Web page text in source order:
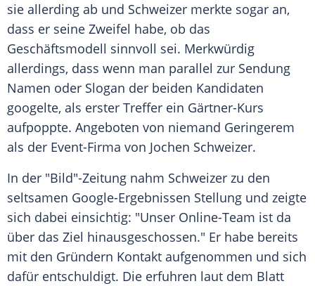
sie allerding ab und Schweizer merkte sogar an,
dass er seine Zweifel habe, ob das
Geschäftsmodell sinnvoll sei. Merkwürdig
allerdings, dass wenn man parallel zur Sendung
Namen oder Slogan der beiden Kandidaten
googelte, als erster Treffer ein Gärtner-Kurs
aufpoppte. Angeboten von niemand Geringerem
als der Event-Firma von Jochen Schweizer.
In der "Bild"-Zeitung nahm Schweizer zu den
seltsamen Google-Ergebnissen Stellung und zeigte
sich dabei einsichtig: "Unser Online-Team ist da
über das Ziel hinausgeschossen." Er habe bereits
mit den Gründern Kontakt aufgenommen und sich
dafür entschuldigt. Die erfuhren laut dem Blatt